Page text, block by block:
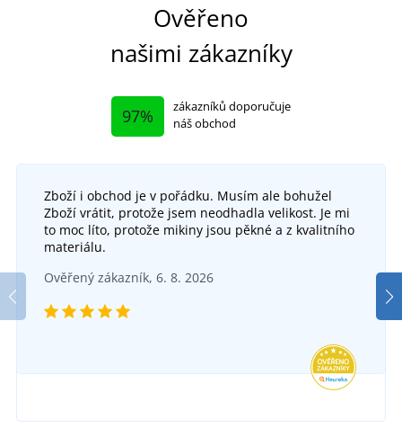
Ověřeno
našimi zákazníky
97%
zákazníků doporučuje
náš obchod
Zboží i obchod je v pořádku. Musím ale bohužel
Zboží vrátit, protože jsem neodhadla velikost. Je mi
to moc líto, protože mikiny jsou pěkné a z kvalitního
materiálu.
Ověřený zákazník, 6. 8. 2026